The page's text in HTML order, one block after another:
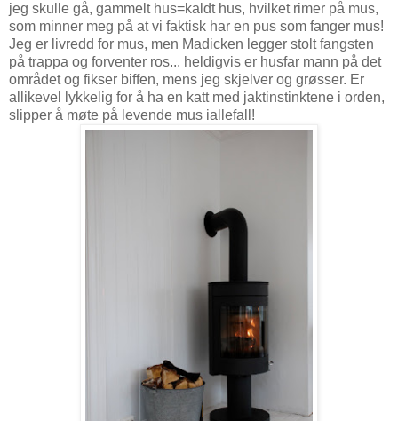
jeg skulle gå, gammelt hus=kaldt hus, hvilket rimer på mus,
som minner meg på at vi faktisk har en pus som fanger mus!
Jeg er livredd for mus, men Madicken legger stolt fangsten
på trappa og forventer ros... heldigvis er husfar mann på det
området og fikser biffen, mens jeg skjelver og grøsser. Er
allikevel lykkelig for å ha en katt med jaktinstinktene i orden,
slipper å møte på levende mus iallefall!